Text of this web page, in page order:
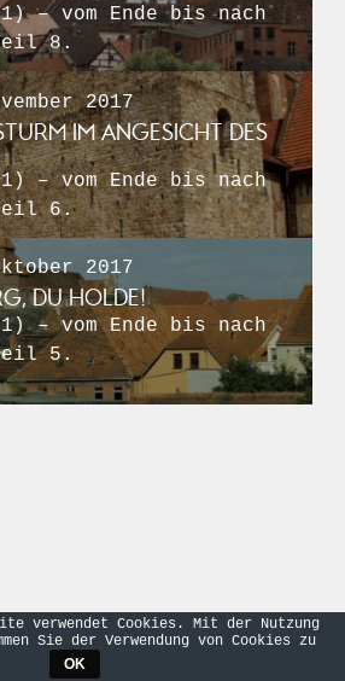
– vom Ende bis nach
8.
2017
IM ANGESICHT DES
– vom Ende bis nach
6.
2017
DU HOLDE!
– vom Ende bis nach
5.
verwendet Cookies. Mit der Nutzung
Sie der Verwendung von Cookies zu
OK